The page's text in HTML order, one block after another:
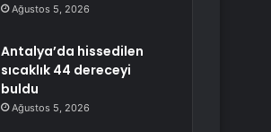
Ağustos 5, 2026
Antalya’da hissedilen
sıcaklık 44 dereceyi
buldu
Ağustos 5, 2026